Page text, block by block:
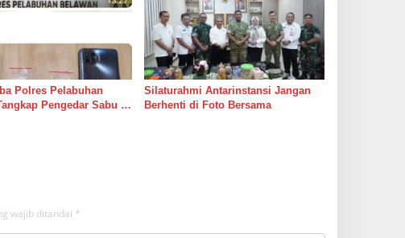
Polres Pelabuhan
Pengedar Sabu di
Silaturahmi Antarinstansi Jangan
Berhenti di Foto Bersama
wajib ditandai *